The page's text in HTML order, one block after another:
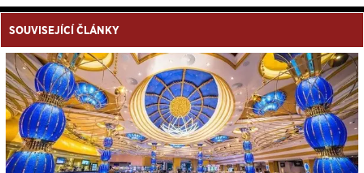
SOUVISEJÍCÍ ČLÁNKY